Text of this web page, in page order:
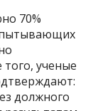
70%
того, ученые
должного